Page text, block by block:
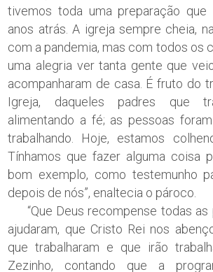
tivemos toda uma preparação
anos atrás. A igreja sempre cheia,
com a pandemia, mas com todos os
uma alegria ver tanta gente que
acompanharam de casa. É fruto do
Igreja, daqueles padres que
alimentando a fé; as pessoas
trabalhando. Hoje, estamos
Tínhamos que fazer alguma coisa
bom exemplo, como testemunho
depois de nós”, enaltecia o pároco.
“Que Deus recompense todas as
ajudaram, que Cristo Rei nos
que trabalharam e que irão
Zezinho, contando que a